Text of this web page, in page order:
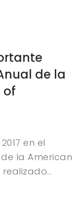
de la
of
en el
la American